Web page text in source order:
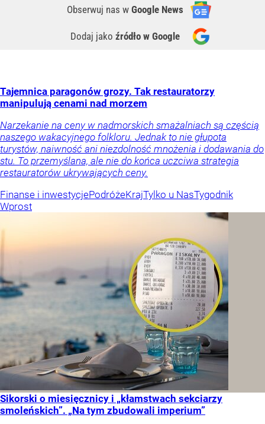
Obserwuj nas w Google News
Dodaj jako źródło w Google
Tajemnica paragonów grozy. Tak restauratorzy
manipulują cenami nad morzem
Narzekanie na ceny w nadmorskich smażalniach są częścią
naszego wakacyjnego folkloru. Jednak to nie głupota
turystów, naiwność ani niezdolność mnożenia i dodawania do
stu. To przemyślana, ale nie do końca uczciwa strategia
restauratorów ukrywających ceny.
Finanse i inwestycjePodróżeKrajTylko u NasTygodnik
Wprost
Sikorski o miesięcznicy i „kłamstwach sekciarzy
smoleńskich”. „Na tym zbudowali imperium”